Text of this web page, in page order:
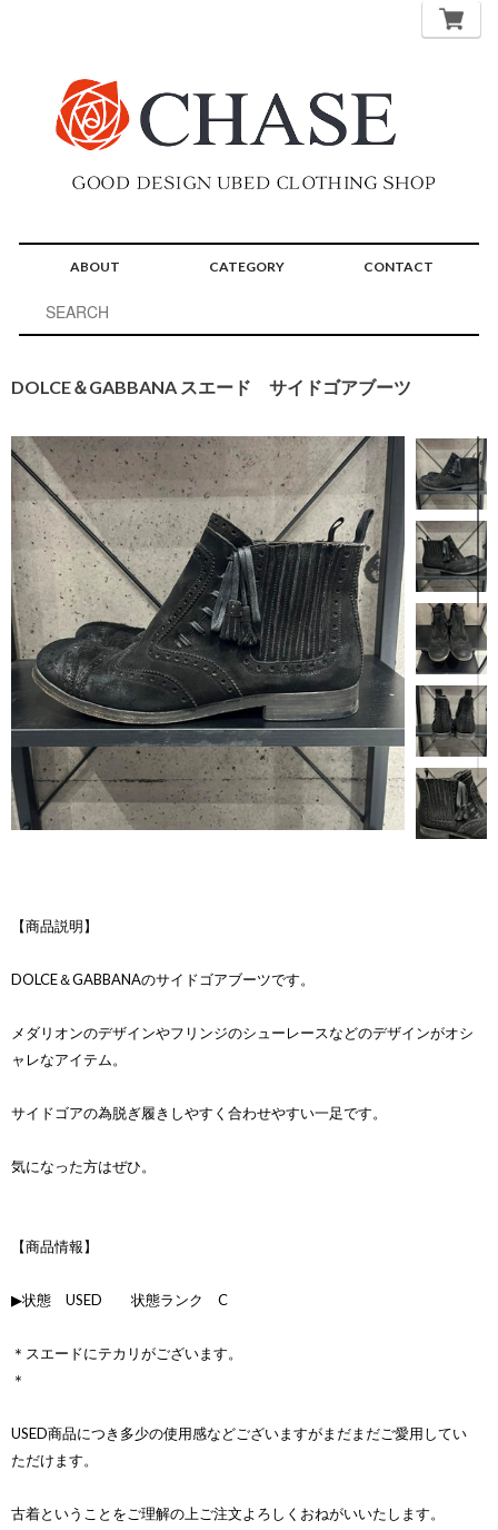
ABOUT CATEGORY CONTACT
DOLCE＆GABBANA スエード サイドゴアブーツ
【商品説明】
DOLCE＆GABBANAのサイドゴアブーツです。
メダリオンのデザインやフリンジのシューレースなどのデザインがオシ
ャレなアイテム。
サイドゴアの為脱ぎ履きしやすく合わせやすい一足です。
気になった方はぜひ。
【商品情報】
▶状態 USED 状態ランク C
＊スエードにテカリがございます。
＊
USED商品につき多少の使用感などございますがまだまだご愛用してい
ただけます。
古着ということをご理解の上ご注文よろしくおねがいいたします。